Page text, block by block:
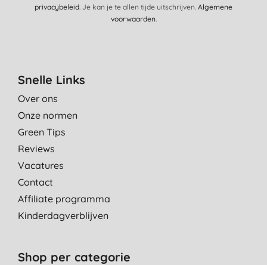
privacybeleid. Je kan je te allen tijde uitschrijven. Algemene
voorwaarden.
Snelle Links
Over ons
Onze normen
Green Tips
Reviews
Vacatures
Contact
Affiliate programma
Kinderdagverblijven
Shop per categorie